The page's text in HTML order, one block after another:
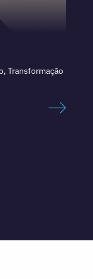
Transformação